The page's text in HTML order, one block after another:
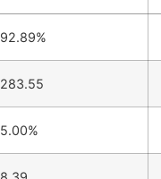
92.89%
283.55
5.00%